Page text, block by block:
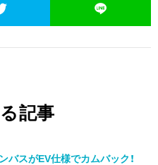
記事
バスがEV仕様でカムバック！